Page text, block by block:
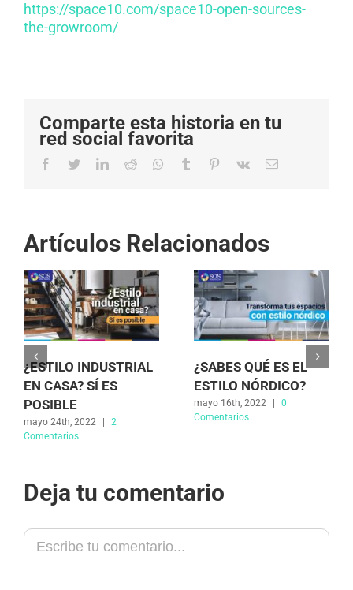
https://space10.com/space10-open-sources-
the-growroom/
Comparte esta historia en tu
red social favorita
Facebook
TwitterLinkedIn
Reddit Whatsapp
Tumblr Pinterest
Vk Email
Artículos Relacionados
¿ESTILO INDUSTRIAL
EN CASA? SÍ ES
POSIBLE
mayo 24th, 2022
2
Comentarios
¿SABES QUÉ ES EL
ESTILO NÓRDICO?
mayo 16th, 2022
0
Comentarios
Deja tu comentario
Comment